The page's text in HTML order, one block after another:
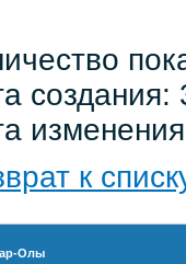
к
Олы